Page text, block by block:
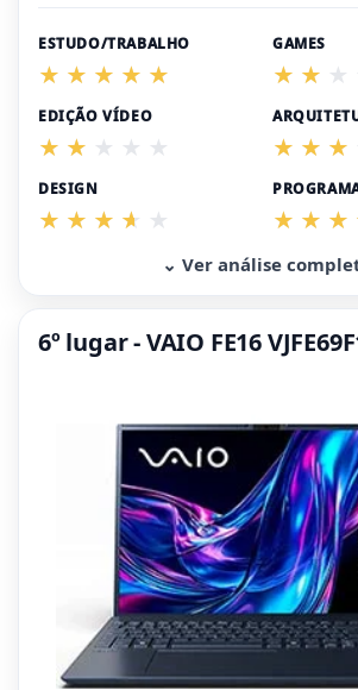
ESTUDO/TRABALHO GAMES
EDIÇÃO VÍDEO
DESIGN
⌄ Ver análise
6º lugar - VAIO FE16